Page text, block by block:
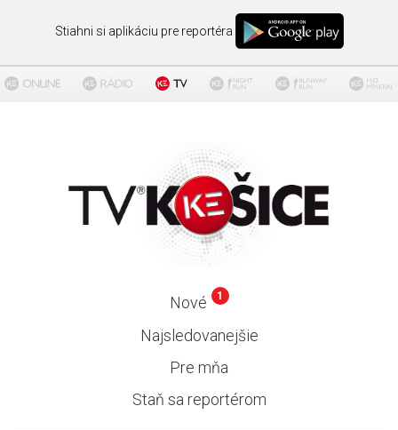
Stiahni si aplikáciu pre reportéra
Nové 1
Najsledovanejšie
Pre mňa
Staň sa reportérom